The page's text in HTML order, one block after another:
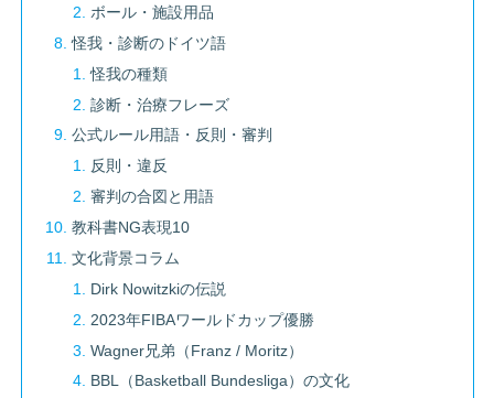
ボール・施設用品
怪我・診断のドイツ語
怪我の種類
診断・治療フレーズ
公式ルール用語・反則・審判
反則・違反
審判の合図と用語
教科書NG表現10
文化背景コラム
Dirk Nowitzkiの伝説
2023年FIBAワールドカップ優勝
Wagner兄弟（Franz / Moritz）
BBL（Basketball Bundesliga）の文化